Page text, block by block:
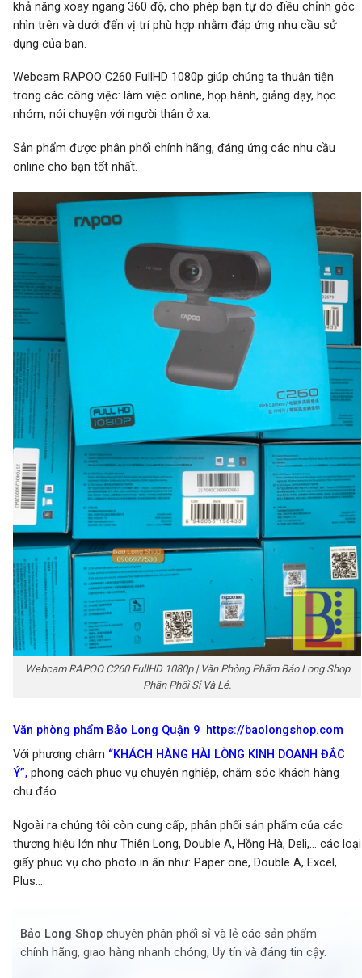
khả năng xoay ngang 360 độ, cho phép bạn tự do điều chỉnh góc
nhìn trên và dưới đến vị trí phù hợp nhằm đáp ứng nhu cầu sử
dụng của bạn.
Webcam RAPOO C260 FullHD 1080p giúp chúng ta thuận tiện
trong các công việc: làm việc online, họp hành, giảng dạy, học
nhóm, nói chuyện với người thân ở xa.
Sản phẩm được phân phối chính hãng, đáng ứng các nhu cầu
online cho bạn tốt nhất.
Webcam RAPOO C260 FullHD 1080p | Văn Phòng Phẩm Bảo Long Shop
Phân Phối Sỉ Và Lẻ.
Văn phòng phẩm Bảo Long Quận 9 https://baolongshop.com
Với phương châm “KHÁCH HÀNG HÀI LÒNG KINH DOANH ĐẮC
Ý”, phong cách phục vụ chuyên nghiệp, chăm sóc khách hàng
chu đáo.
Ngoài ra chúng tôi còn cung cấp, phân phối sản phẩm của các
thương hiệu lớn như Thiên Long, Double A, Hồng Hà, Deli,… các loại
giấy phục vụ cho photo in ấn như: Paper one, Double A, Excel,
Plus….
Bảo Long Shop chuyên phân phối sỉ và lẻ các sản phẩm
chính hãng, giao hàng nhanh chóng, Uy tín và đáng tin cậy.